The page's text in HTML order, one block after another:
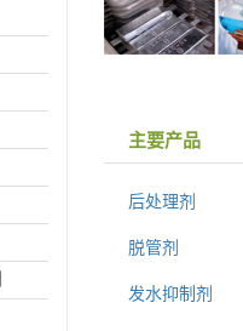
主要产品
后处理剂
脱管剂
发水抑制剂